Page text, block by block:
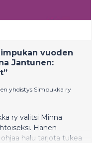
vuoden
Jantunen:
yhdistys Simpukka ry
ry valitsi Minna
Hänen
halu tarjota tukea